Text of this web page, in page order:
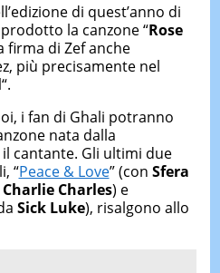
di quest’anno di
la canzone “Rose
firma di Zef anche
più precisamente nel
“.
i fan di Ghali potranno
nata dalla
cantante. Gli ultimi due
“Peace & Love” (con Sfera
Charlie Charles) e
Sick Luke), risalgono allo